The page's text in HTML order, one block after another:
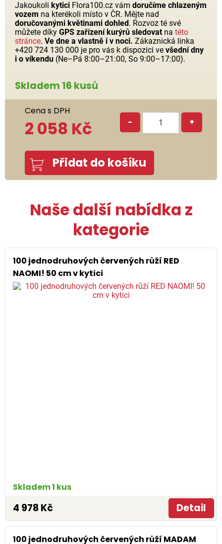
Jakoukoli kytici Flora100.cz vám doručíme chlazeným
vozem na kterékoli místo v ČR. Mějte nad
doručovanými květinami dohled. Rozvoz té své
můžete díky GPS zařízení kurýrů sledovatna této
stránce. Ve dne a vlastně i v noci. Zákaznická linka
+420 724 130 000 je pro vás k dispozici ve všední dny
i o víkendu (Ne–Pá 8:00–21:00, So 9:00–17:00).
Skladem 16 kusů
Cena s DPH
2 058 Kč - +
Přidat do košíku
Naše další nabídka z
kategorie
100 jednodruhových červených růží RED
NAOMI! 50 cm v kytici
Skladem 1 kus
4 978 Kč Detail
100 jednodruhových červených růží MADAM